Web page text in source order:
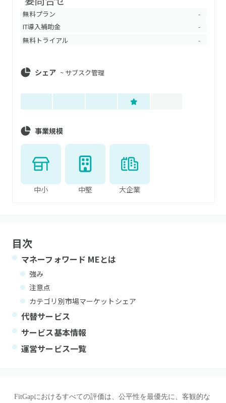
無料プラン -
IT導入補助金 -
無料トライアル -
シェア ~ サブスク管理
事業規模
中小 中堅 大企業
目次
マネーフォワード MEとは
強み
注意点
カテゴリ別市場マーケットシェア
代替サービス
サービス基本情報
運営サービス一覧
FitGapにおけるすべての評価は、公平性を最優先に、客観的な